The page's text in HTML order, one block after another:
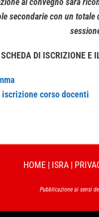
secondarie con un
DI ISCRIZIONE E
iscrizione corso docenti
HOME| ISRA|
Pubblicazione ai sensi